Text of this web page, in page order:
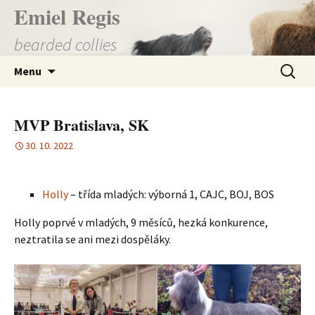
Přejít
obsahu
Emiel Regis
bearded collies
Menu
MVP Bratislava, SK
30. 10. 2022
Holly– třída mladých: výborná 1, CAJC, BOJ, BOS
Holly poprvé v mladých, 9 měsíců, hezká konkurence,
neztratila se ani mezi dospěláky.